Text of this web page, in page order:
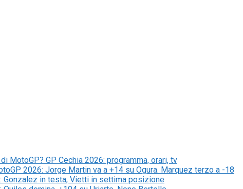
MotoGP? GP Cechia 2026: programma, orari, tv
2026: Jorge Martin va a +14 su Ogura. Marquez terzo a -18
Gonzalez in testa, Vietti in settima posizione